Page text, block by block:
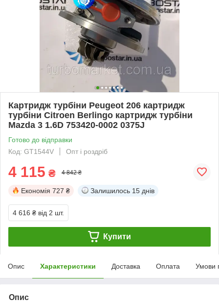
Картридж турбіни Peugeot 206 картридж
турбіни Citroen Berlingo картридж турбіни
Mazda 3 1.6D 753420-0002 0375J
Готово до відправки
Код: GT1544V
Опт і роздріб
4 115 ₴ 4 842 ₴
Економія 727 ₴ Залишилось 15 днів
4 616 ₴ від 2 шт.
Купити
Опис Характеристики Доставка Оплата Умови
Опис